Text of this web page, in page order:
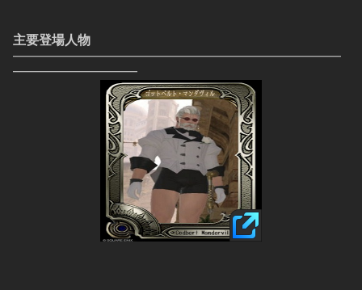
主要登場人物
━━━━━━━━━━━━━━━━━━━━━━━━━━━━━
━━━━━━━━━━━